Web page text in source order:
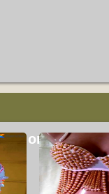
on line1001